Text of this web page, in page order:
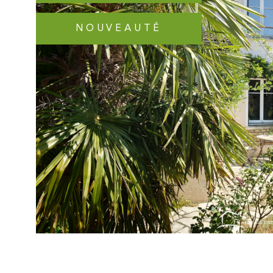
NOUVEAUTÉ
VOIR LE